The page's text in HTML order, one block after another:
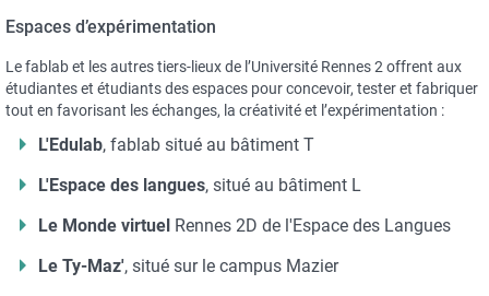
Espaces d’expérimentation
Le fablab et les autres tiers-lieux de l’Université Rennes 2 offrent aux
étudiantes et étudiants des espaces pour concevoir, tester et fabriquer
tout en favorisant les échanges, la créativité et l’expérimentation :
L'Edulab, fablab situé au bâtiment T
L'Espace des langues, situé au bâtiment L
Le Monde virtuel Rennes 2D de l'Espace des Langues
Le Ty-Maz', situé sur le campus Mazier